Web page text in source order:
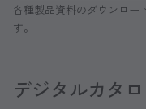
各種製品資料のダウンロー
す。
デジタルカタ